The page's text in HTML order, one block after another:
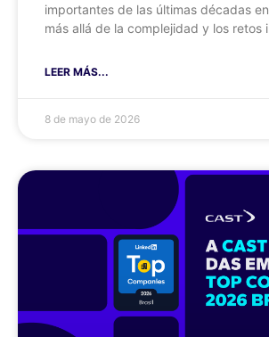
importantes de las últimas décadas
más allá de la complejidad y los retos
LEER MÁS...
8 de mayo de 2026